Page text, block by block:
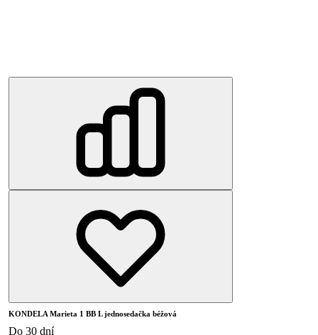
KONDELA Marieta 1 BB L jednosedačka béžová
Do 30 dní